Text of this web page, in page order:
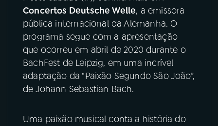
YouTube Facebook
Concertos Deutsche Welle, a emissora
pública internacional da Alemanha. O
programa segue com a apresentação
que ocorreu em abril de 2020 durante o
BachFest de Leipzig, em uma incrível
adaptação da “Paixão Segundo São João”,
de Johann Sebastian Bach.
Uma paixão musical conta a história do